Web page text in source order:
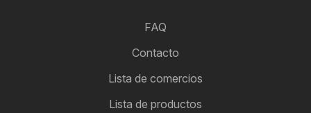
FAQ
Contacto
Lista de comercios
Lista de productos